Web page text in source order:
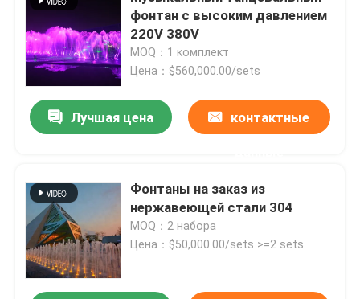
фонтан с высоким давлением
220V 380V
MOQ：1 комплект
Цена：$560,000.00/sets
Лучшая цена контактные
Фонтаны на заказ из
нержавеющей стали 304
MOQ：2 набора
Цена：$50,000.00/sets >=2 sets